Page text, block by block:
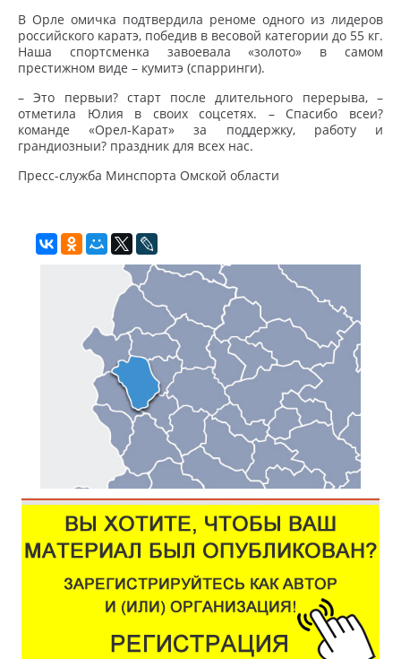
В Орле омичка подтвердила реноме одного из лидеров
российского каратэ, победив в весовой категории до 55 кг.
Наша спортсменка завоевала «золото» в самом
престижном виде – кумитэ (спарринги).
– Это первыи? старт после длительного перерыва, –
отметила Юлия в своих соцсетях. – Спасибо всеи?
команде «Орел-Карат» за поддержку, работу и
грандиозныи? праздник для всех нас.
Пресс-служба Минспорта Омской области